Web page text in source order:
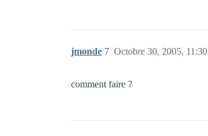
jmonde Octobre 30, 2005, 11:30
7
comment faire ?